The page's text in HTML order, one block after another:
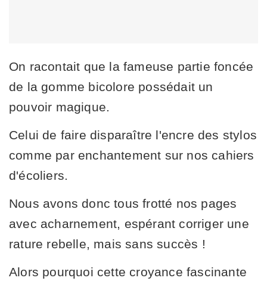
On racontait que la fameuse partie foncée
de la gomme bicolore possédait un
pouvoir magique.
Celui de faire disparaître l'encre des stylos
comme par enchantement sur nos cahiers
d'écoliers.
Nous avons donc tous frotté nos pages
avec acharnement, espérant corriger une
rature rebelle, mais sans succès !
Alors pourquoi cette croyance fascinante